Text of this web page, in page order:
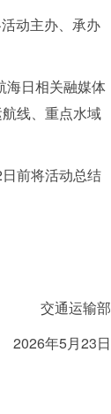
动主办、承办
海日相关融媒体
线、重点水域
前将活动总结
通运输部
2026年5月23日